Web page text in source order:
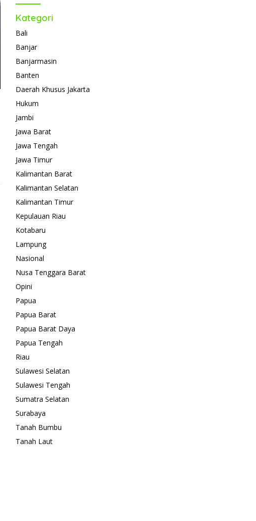
Kategori
Bali
Banjar
Banjarmasin
Banten
Daerah Khusus Jakarta
Hukum
Jambi
Jawa Barat
Jawa Tengah
Jawa Timur
Kalimantan Barat
Kalimantan Selatan
Kalimantan Timur
Kepulauan Riau
Kotabaru
Lampung
Nasional
Nusa Tenggara Barat
Opini
Papua
Papua Barat
Papua Barat Daya
Papua Tengah
Riau
Sulawesi Selatan
Sulawesi Tengah
Sumatra Selatan
Surabaya
Tanah Bumbu
Tanah Laut